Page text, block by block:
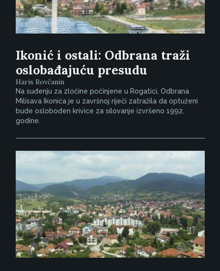
Ikonić i ostali: Odbrana traži
oslobađajuću presudu
Haris Rovčanin
Na suđenju za zločine počinjene u Rogatici, Odbrana
Milisava Ikonića je u završnoj riječi zatražila da optuženi
bude oslobođen krivice za silovanje izvršeno 1992.
godine.